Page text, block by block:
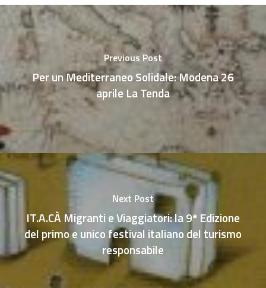
Previous Post
Per un Mediterraneo Solidale: Modena 26
aprile La Tenda
Next Post
IT.A.CÀ Migranti e Viaggiatori: la 9ª Edizione
del primo e unico festival italiano del turismo
responsabile